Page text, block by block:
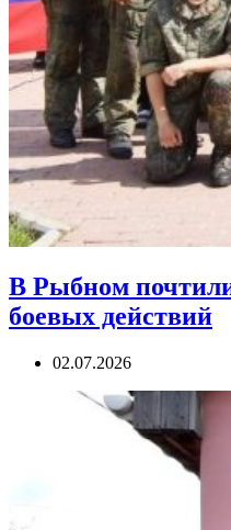
В Рыбном
боевых действий
02.07.2026